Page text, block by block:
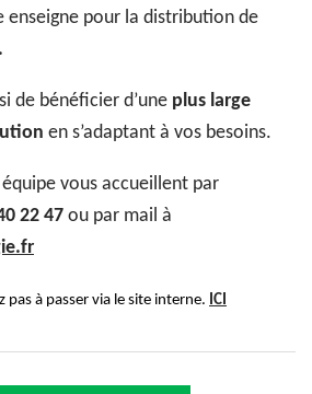
enseigne pour la distribution de
de bénéficier d’une plus large
en s’adaptant à vos besoins.
vous accueillent par
22 47 ou par mail à
pas à passer via le site interne. ICI